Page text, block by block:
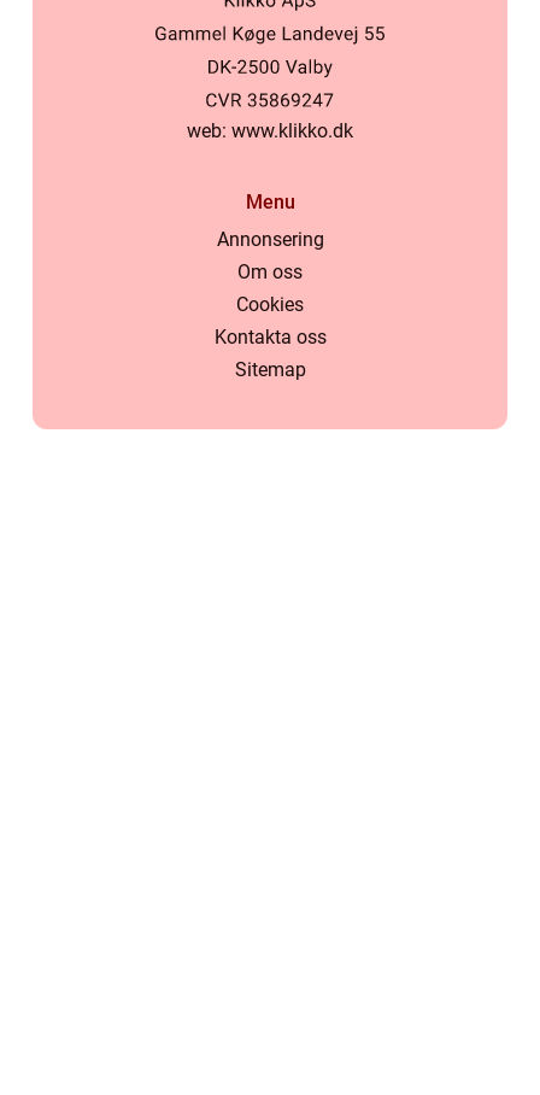
web: www.klikko.dk
Menu
Annonsering
Om oss
Cookies
Kontakta oss
Sitemap